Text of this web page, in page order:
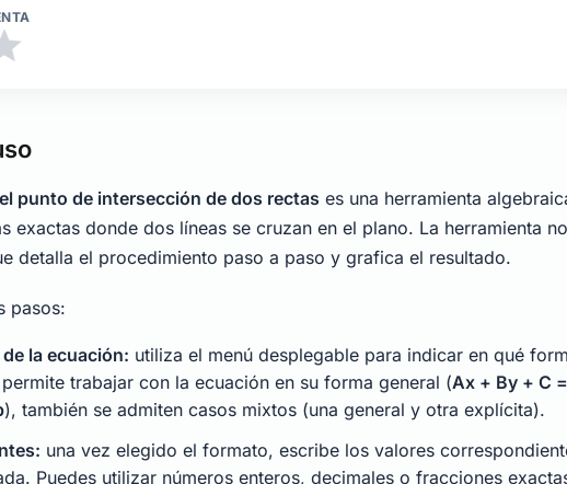
punto de intersección de dos rectas es una herramienta
exactas donde dos líneas se cruzan en el plano. La herramienta
detalla el procedimiento paso a paso y grafica el resultado.
pasos:
la ecuación: utiliza el menú desplegable para indicar en qué
trabajar con la ecuación en su forma general (Ax + By + C
), también se admiten casos mixtos (una general y otra explícita).
una vez elegido el formato, escribe los valores
Puedes utilizar números enteros, decimales o fracciones